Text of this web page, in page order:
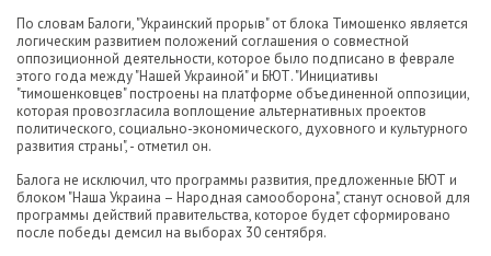
По словам Балоги, "Украинский прорыв" от блока Тимошенко является
логическим развитием положений соглашения о совместной
оппозиционной деятельности, которое было подписано в феврале
этого года между "Нашей Украиной" и БЮТ. "Инициативы
"тимошенковцев" построены на платформе объединенной оппозиции,
которая провозгласила воплощение альтернативных проектов
политического, социально-экономического, духовного и культурного
развития страны", - отметил он.
Балога не исключил, что программы развития, предложенные БЮТ и
блоком "Наша Украина – Народная самооборона", станут основой для
программы действий правительства, которое будет сформировано
после победы демсил на выборах 30 сентября.